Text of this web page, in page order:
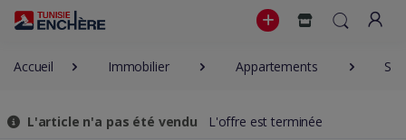
Accueil Immobilier Appartements S+2
L'article n'a pas été vendu L'offre est terminée